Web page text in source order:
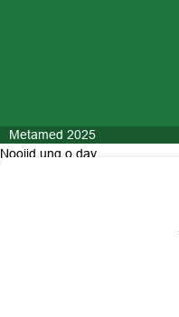
Metamed 2025
Nooijd ung o day